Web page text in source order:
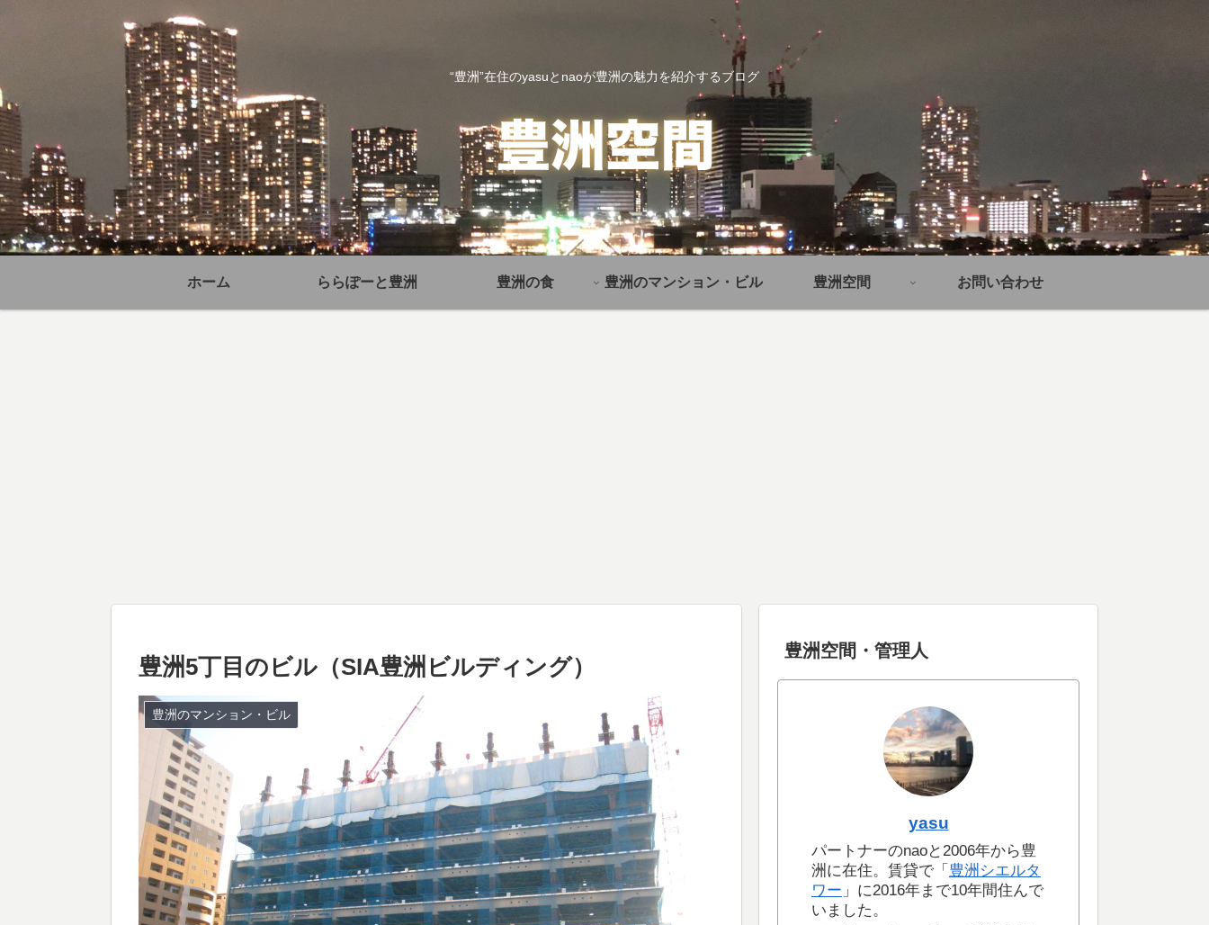
“豊洲”在住のyasuとnaoが豊洲の魅力を紹介するブログ
ホーム ららぽーと豊洲 豊洲の食 豊洲のマンション・ビル 豊洲空間 お問い合わせ
豊洲5丁目のビル（SIA豊洲ビルディング）
豊洲のマンション・ビル
豊洲空間・管理人
yasu
パートナーのnaoと2006年から豊
洲に在住。賃貸で「 豊洲シエルタ
ワー 」に2016年まで10年間住んで
いました。